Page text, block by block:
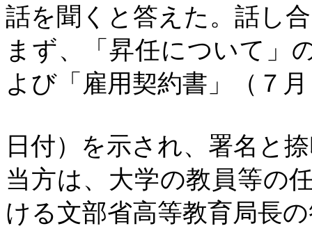
話を聞くと答えた。話し
まず、「昇任について」
よび「雇用契約書」（７
日付）を示され、署名と
当方は、大学の教員等の
ける文部省高等教育局長